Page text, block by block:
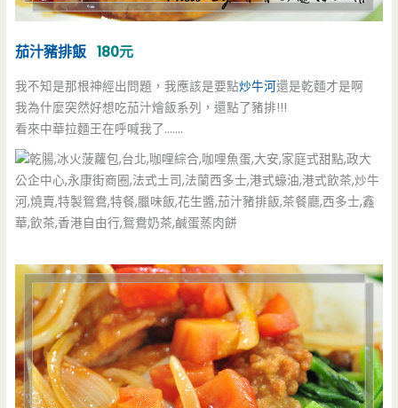
茄汁豬排飯180元
我不知是那根神經出問題，我應該是要點炒牛河還是乾麵才是啊
我為什麼突然好想吃茄汁燴飯系列，還點了豬排!!!
看來中華拉麵王在呼喊我了…….